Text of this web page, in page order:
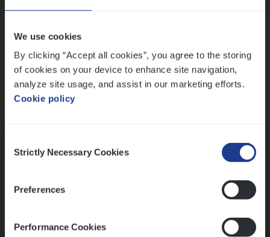
We use cookies
By clicking “Accept all cookies”, you agree to the storing
of cookies on your device to enhance site navigation,
analyze site usage, and assist in our marketing efforts.
Cookie policy
Selection
Strictly Necessary Cookies
Preferences
Performance Cookies